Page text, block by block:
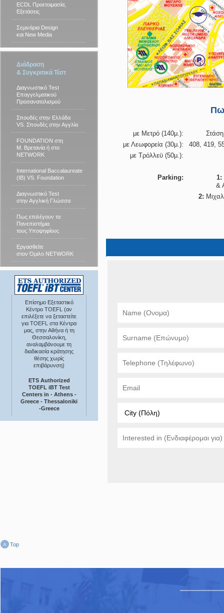
ECDL Προετοιμασία,
Εξετάσεις
Σεμινάρια Design
και New Media
Διάδραση
& Συγκριτικά Τέστ
Διαγνωστικό Test
Επαγγελματικού
Προσανατολισμού
Σπουδές στην Ελλάδα
VS. Σπουδές στην Αγγλία
FOUNDATION στη
Μ. Βρετανία ή στο
NETWORK
International Baccalaureate
(IB) VS. Foundation
Διαγνωστικό Test
στην Αγγλική Γλώσσα
Πως επιλέγουν τα
Πανεπιστήμια
τους Υποψηφίους
Εργασθείτε
στον Όμιλο NETWORK
Επίσημο Εξεταστικό
Κέντρο TOEFL (αν
επιλέξετε να ξεταστείτε
για TOEFL στα Κέντρα
μας, στην Αθήνα ή τη
Θεσσαλονίκη,
αναλαμβάνουμε τη
διαδικασία κράτησης
θέσης χωρίς
επιβάρυνση)
ETS Authorized
TOEFL iBT Test
Centers in - Athens -
Greece - Thessaloniki
-Greece
με Μετρό (140μ.):
με Λεωφορεία (30μ.):
408, 419,
με Τρόλλεϋ (50μ.):
Parking: 1:
&
2:
Top